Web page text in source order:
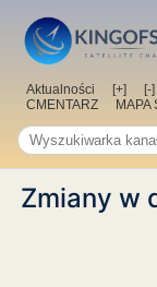
Aktualności [+] [-]
CMENTARZ
MAPA
Zmiany w